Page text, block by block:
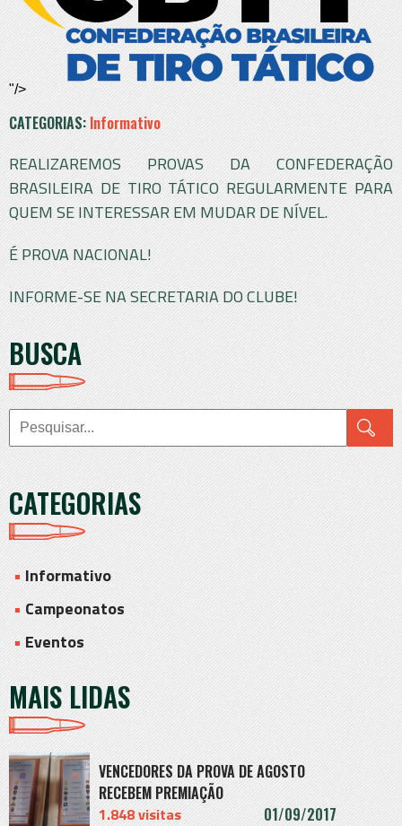
"/>
CATEGORIAS:Informativo
REALIZAREMOS PROVAS DA CONFEDERAÇÃO
BRASILEIRA DE TIRO TÁTICO REGULARMENTE PARA
QUEM SE INTERESSAR EM MUDAR DE NÍVEL.
É PROVA NACIONAL!
INFORME-SE NA SECRETARIA DO CLUBE!
BUSCA
CATEGORIAS
Informativo
Campeonatos
Eventos
MAIS LIDAS
VENCEDORES DA PROVA DE AGOSTO
RECEBEM PREMIAÇÃO
1.848 visitas
01/09/2017